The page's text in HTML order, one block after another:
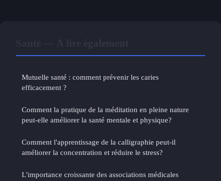
Mutuelle santé : comment prévenir les caries
efficacement ?
Comment la pratique de la méditation en pleine nature
peut-elle améliorer la santé mentale et physique?
Comment l'apprentissage de la calligraphie peut-il
améliorer la concentration et réduire le stress?
L'importance croissante des associations médicales